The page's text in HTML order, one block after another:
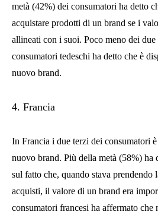
metà (42%) dei consumatori ha detto
acquistare prodotti di un brand se i
allineati con i suoi. Poco meno dei
consumatori tedeschi ha detto che è
nuovo brand.
4. Francia
In Francia i due terzi dei consumatori
nuovo brand. Più della metà (58%) ha
sul fatto che, quando stava prendendo
acquisti, il valore di un brand era
consumatori francesi ha affermato che